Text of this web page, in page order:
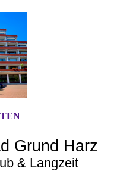
Grund Harz